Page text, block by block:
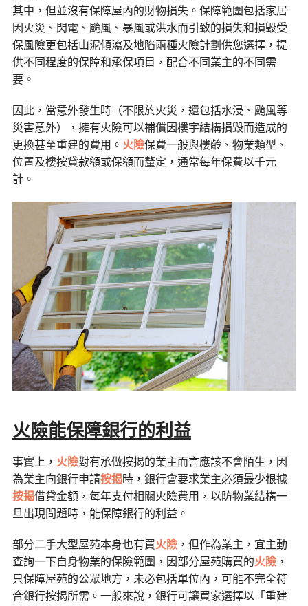
其中，但並沒有保障屋內的財物損失。保障範圍包括家居
因火災、閃電、颱風、暴風或洪水而引致的損失和損毁受
保風險更包括山泥傾瀉及地陷兩種火險計劃供您選擇，提
供不同程度的保障和承保項目，配合不同業主的不同需
要。
因此，當意外發生時（不限於火災，還包括水浸、颱風等
災害意外），擁有火險可以補償因樓宇結構損毀而造成的
更換甚至重建的費用。 火險保費一般與樓齡、物業類型、
位置及樓按貸款額或保額而釐定，通常每年保費以千元
計。
火險能保障銀行的利益
事實上， 火險對有承做按揭的業主而言應該不會陌生，因
為業主向銀行申請按揭時，銀行會要求業主必須最少根據
按揭借貸金額，每年支付相關火險費用，以防物業結構一
旦出現問題時，能保障銀行的利益。
部分二手大型屋苑本身也有買火險，但作為業主，宜主動
查詢一下自身物業的保險範圍，因部分屋苑購買的火險，
只保障屋苑的公眾地方，未必包括單位內，可能不完全符
合銀行按揭所需。一般來說，銀行可讓買家選擇以「重建